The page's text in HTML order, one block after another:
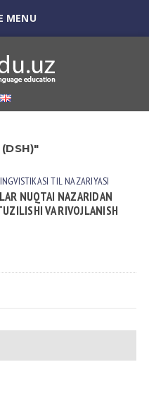
MENU
TIL NАZАRIYASI
NUQTAI NAZARIDAN
VA RIVOJLANISH